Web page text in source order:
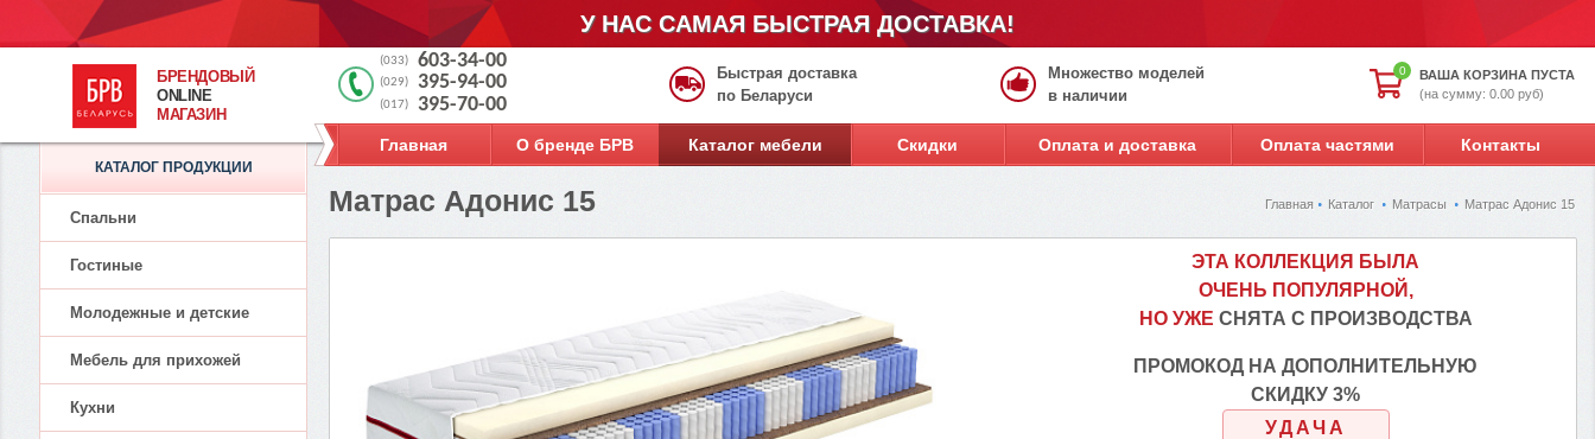
У НАС САМАЯ БЫСТРАЯ ДОСТАВКА!
БРЕНДОВЫЙ
ONLINE
МАГАЗИН
0
ВАША КОРЗИНА ПУСТА
(на сумму: 0.00 руб)
(033) 603-34-00
(029) 395-94-00
(017) 395-70-00
Быстрая доставка
по Беларуси
Множество моделей
в наличии
Главная О бренде БРВ Каталог мебели Скидки Оплата и доставка Оплата частями Контакты
Главная Каталог Матрасы Матрас Адонис 15
Матрас Адонис 15
ЭТА КОЛЛЕКЦИЯ БЫЛА
ОЧЕНЬ ПОПУЛЯРНОЙ,
НО УЖЕ СНЯТА С ПРОИЗВОДСТВА
ПРОМОКОД НА ДОПОЛНИТЕЛЬНУЮ
СКИДКУ 3%
УДАЧА
КАТАЛОГ ПРОДУКЦИИ
Спальни
Гостиные
Молодежные и детские
Мебель для прихожей
Кухни